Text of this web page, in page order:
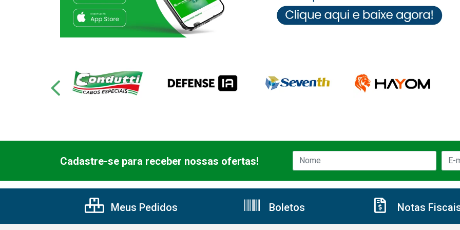
Cadastre-se para receber nossas ofertas!
Meus Pedidos Boletos Notas